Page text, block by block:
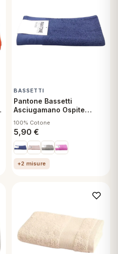
BASSETTI
Pantone Bassetti
Asciugamano Ospite
100% Cotone
5,90 €
+2 misure